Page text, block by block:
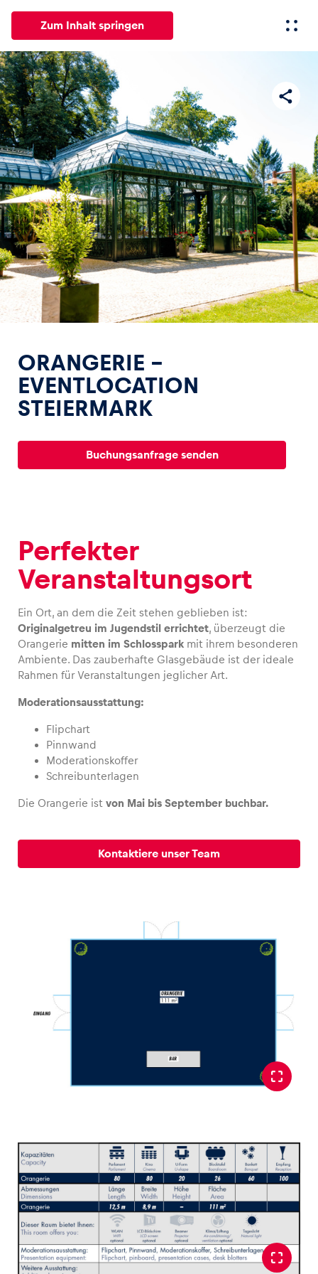
Zum Inhalt springen
Alle News Events Erlebnisse
News
Alle anzeigen
Events
Alle anzeigen
Seiten
Alle anzeigen
Alle anzeigen
Glossar
Alle anzeigen
ORANGERIE –
EVENTLOCATION
STEIERMARK
Buchungsanfrage senden
Perfekter
Veranstaltungsort
Ein Ort, an dem die Zeit stehen geblieben ist:
Originalgetreu im Jugendstil errichtet, überzeugt die
Orangerie mitten im Schlosspark mit ihrem besonderen
Ambiente. Das zauberhafte Glasgebäude ist der ideale
Rahmen für Veranstaltungen jeglicher Art.
Moderationsausstattung:
Flipchart
Pinnwand
Moderationskoffer
Schreibunterlagen
Die Orangerie ist von Mai bis September buchbar.
Kontaktiere unser Team